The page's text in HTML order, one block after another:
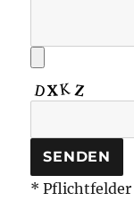
* Pflichtfelder